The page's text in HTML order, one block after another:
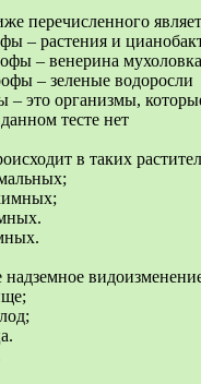
перечисленного
– растения и
– венерина мухоловка
– зеленые водоросли
– это организмы,
тесте нет
в таких
надземное